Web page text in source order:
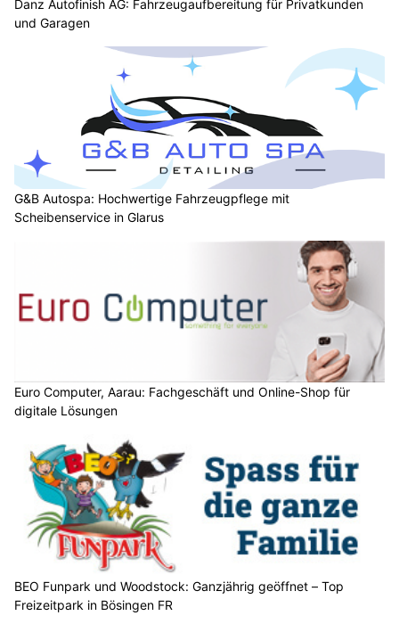
Danz Autofinish AG: Fahrzeugaufbereitung für Privatkunden
und Garagen
G&B Autospa: Hochwertige Fahrzeugpflege mit
Scheibenservice in Glarus
Euro Computer, Aarau: Fachgeschäft und Online-Shop für
digitale Lösungen
BEO Funpark und Woodstock: Ganzjährig geöffnet – Top
Freizeitpark in Bösingen FR